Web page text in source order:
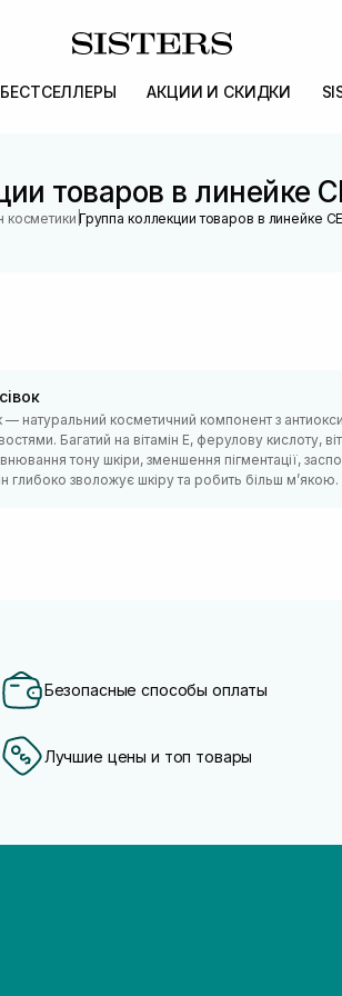
БЕСТСЕЛЛЕРЫ АКЦИИ И СКИДКИ
товаров в линейке
косметики |Группа коллекции товаров в линейке
— натуральний косметичний компонент з
Багатий на вітамін Е, ферулову кислоту,
тону шкіри, зменшення пігментації,
глибоко зволожує шкіру та робить більш м’якою.
Безопасные способы оплаты
Лучшие цены и топ товары